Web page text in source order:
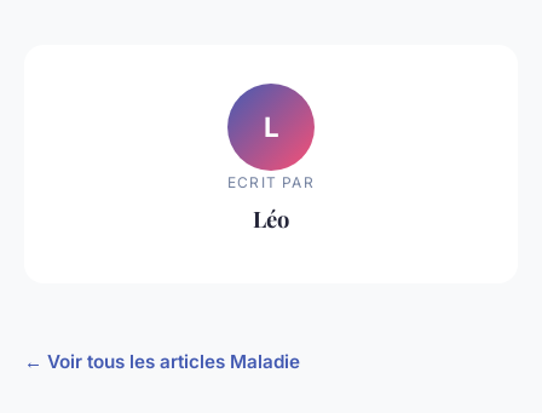
L
ECRIT PAR
Léo
← Voir tous les articles Maladie